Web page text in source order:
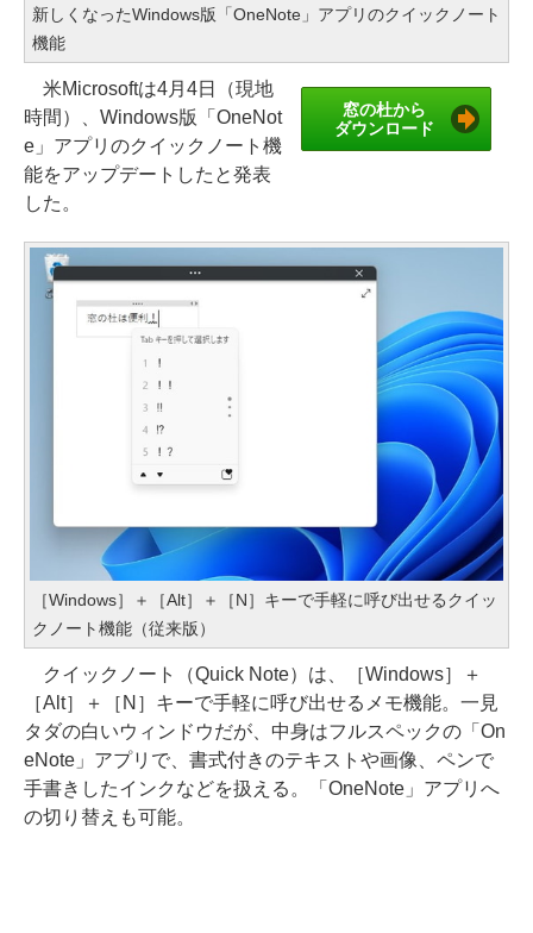
新しくなったWindows版「OneNote」アプリのクイックノート
機能
窓の杜から
ダウンロード
米Microsoftは4月4日（現地
時間）、Windows版「OneNot
e」アプリのクイックノート機
能をアップデートしたと発表
した。
［Windows］＋［Alt］＋［N］キーで手軽に呼び出せるクイッ
クノート機能（従来版）
クイックノート（Quick Note）は、［Windows］＋
［Alt］＋［N］キーで手軽に呼び出せるメモ機能。一見
タダの白いウィンドウだが、中身はフルスペックの「On
eNote」アプリで、書式付きのテキストや画像、ペンで
手書きしたインクなどを扱える。「OneNote」アプリへ
の切り替えも可能。